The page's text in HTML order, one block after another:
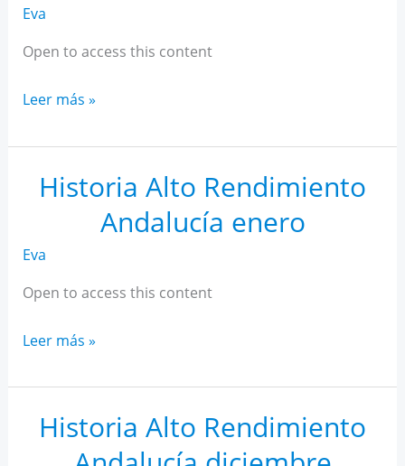
Eva
Open to access this content
Historia
Rendimiento
Andalucía
febrero
Leer más »
Historia Alto Rendimiento
Andalucía enero
Eva
Open to access this content
Historia
Rendimiento
Andalucía
enero
Leer más »
Historia Alto Rendimiento